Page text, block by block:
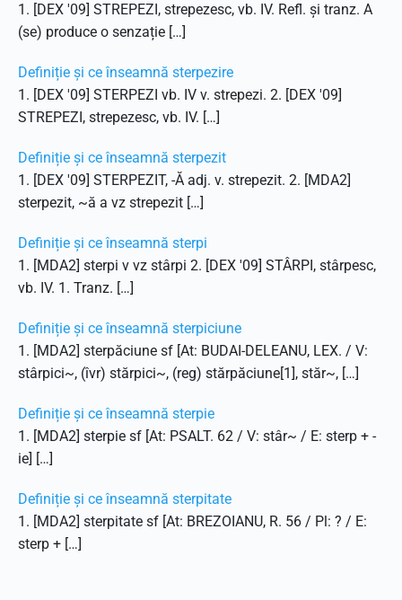
1. [DEX '09] STREPEZI, strepezesc, vb. IV. Refl. și tranz. A
(se) produce o senzație […]
Definiție și ce înseamnă sterpezire
1. [DEX '09] STERPEZI vb. IV v. strepezi. 2. [DEX '09]
STREPEZI, strepezesc, vb. IV. […]
Definiție și ce înseamnă sterpezit
1. [DEX '09] STERPEZIT, -Ă adj. v. strepezit. 2. [MDA2]
sterpezit, ~ă a vz strepezit […]
Definiție și ce înseamnă sterpi
1. [MDA2] sterpi v vz stârpi 2. [DEX '09] STÂRPI, stârpesc,
vb. IV. 1. Tranz. […]
Definiție și ce înseamnă sterpiciune
1. [MDA2] sterpăciune sf [At: BUDAI-DELEANU, LEX. / V:
stârpici~, (îvr) stărpici~, (reg) stărpăciune[1], stăr~, […]
Definiție și ce înseamnă sterpie
1. [MDA2] sterpie sf [At: PSALT. 62 / V: stâr~ / E: sterp + -
ie] […]
Definiție și ce înseamnă sterpitate
1. [MDA2] sterpitate sf [At: BREZOIANU, R. 56 / Pl: ? / E:
sterp + […]